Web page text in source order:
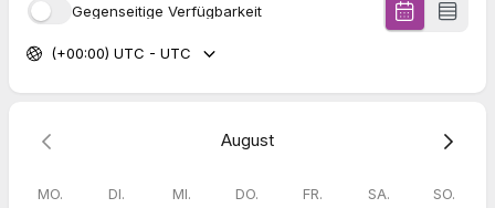
Ich freue mich auf dich!
Herzlichst, Mirela
Gegenseitige Verfügbarkeit
(+00:00) UTC - UTC
August
MO. DI. MI. DO. FR. SA. SO.